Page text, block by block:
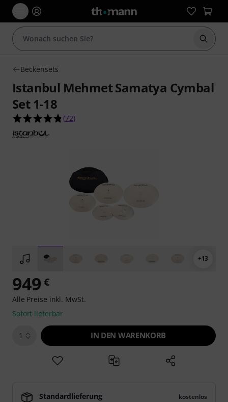
Suche
Beckensets
Istanbul Mehmet Samatya Cymbal
Set 1-18
4.8 von 5 Sternen aus 72 Kundenbewertungen
(72)
+13
949 €
Alle Preise inkl. MwSt.
Sofort lieferbar
1 IN DEN WARENKORB
Standardlieferung
kostenlos